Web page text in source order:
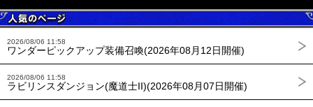
2026/08/06 11:58
ワンダーピックアップ装備召喚(2026年08月12日開催)
2026/08/06 11:58
ラビリンスダンジョン(魔道士II)(2026年08月07日開催)